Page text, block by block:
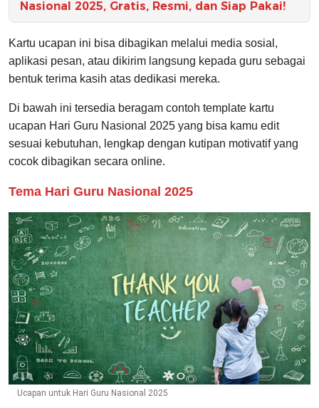
Nasional 2025, Gratis, Resmi, dan Siap Pakai!
Kartu ucapan ini bisa dibagikan melalui media sosial,
aplikasi pesan, atau dikirim langsung kepada guru sebagai
bentuk terima kasih atas dedikasi mereka.
Di bawah ini tersedia beragam contoh template kartu
ucapan Hari Guru Nasional 2025 yang bisa kamu edit
sesuai kebutuhan, lengkap dengan kutipan motivatif yang
cocok dibagikan secara online.
Tema Hari Guru Nasional 2025
Ucapan untuk Hari Guru Nasional 2025